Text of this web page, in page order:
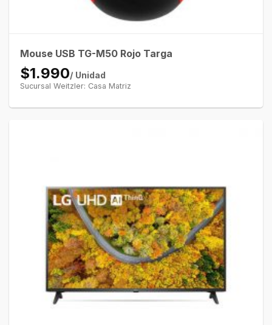
Mouse USB TG-M50 Rojo Targa
$1.990/ Unidad
Sucursal Weitzler: Casa Matriz